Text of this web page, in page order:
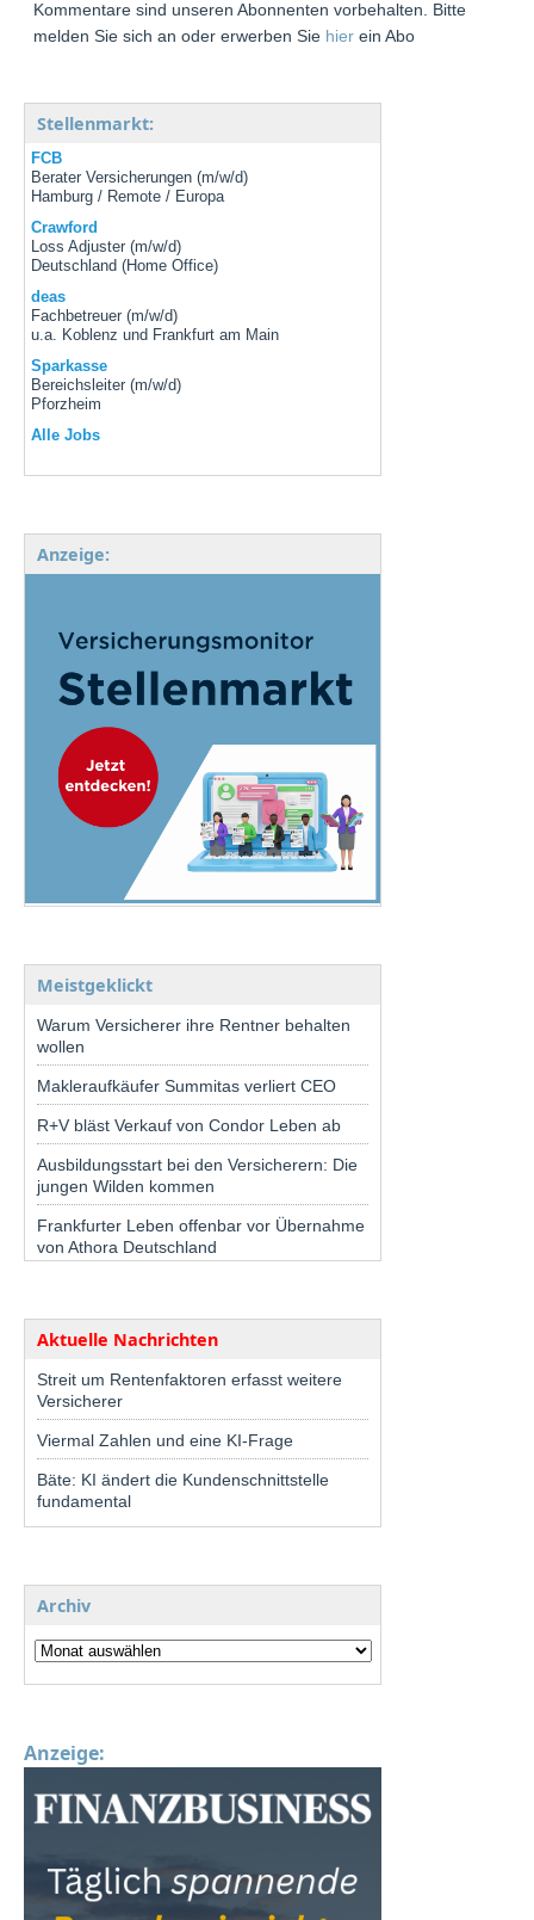
Kommentare sind unseren Abonnenten vorbehalten. Bitte
melden Sie sich an oder erwerben Sie hier ein Abo
Stellenmarkt:
FCB
Berater Versicherungen (m/w/d)
Hamburg / Remote / Europa
Crawford
Loss Adjuster (m/w/d)
Deutschland (Home Office)
deas
Fachbetreuer (m/w/d)
u.a. Koblenz und Frankfurt am Main
Sparkasse
Bereichsleiter (m/w/d)
Pforzheim
Alle Jobs
Anzeige:
Meistgeklickt
Warum Versicherer ihre Rentner behalten
wollen
Makleraufkäufer Summitas verliert CEO
R+V bläst Verkauf von Condor Leben ab
Ausbildungsstart bei den Versicherern: Die
jungen Wilden kommen
Frankfurter Leben offenbar vor Übernahme
von Athora Deutschland
Aktuelle Nachrichten
Streit um Rentenfaktoren erfasst weitere
Versicherer
Viermal Zahlen und eine KI-Frage
Bäte: KI ändert die Kundenschnittstelle
fundamental
Archiv
Anzeige: